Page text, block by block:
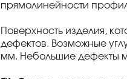
прямолинейности
Поверхность изделия,
дефектов. Возможные
мм. Небольшие дефекты